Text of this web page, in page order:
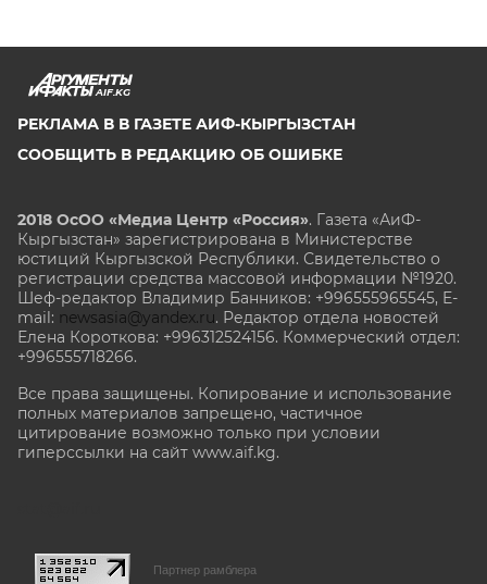
AIF.KG
РЕКЛАМА В В ГАЗЕТЕ АИФ-КЫРГЫЗСТАН
СООБЩИТЬ В РЕДАКЦИЮ ОБ ОШИБКЕ
2018 ОсОО «Медиа Центр «Россия». Газета «АиФ-
Кыргызстан» зарегистрирована в Министерстве
юстиций Кыргызской Республики. Свидетельство о
регистрации средства массовой информации №1920.
Шеф-редактор Владимир Банников: +996555965545, E-
mail: newsasia@yandex.ru. Редактор отдела новостей
Елена Короткова: +996312524156. Коммерческий отдел:
+996555718266.
Все права защищены. Копирование и использование
полных материалов запрещено, частичное
цитирование возможно только при условии
гиперссылки на сайт www.aif.kg.
Партнер рамблера